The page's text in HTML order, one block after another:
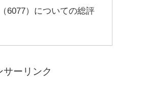
6077）についての総評
サーリンク